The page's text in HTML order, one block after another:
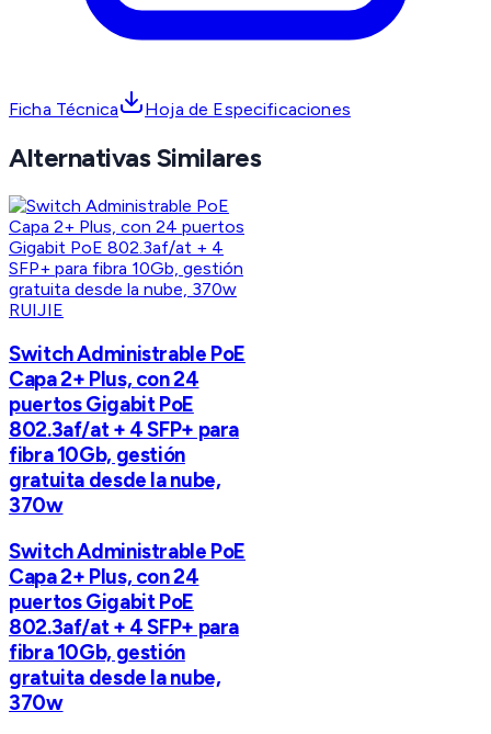
Ficha Técnica Hoja de Especificaciones
Alternativas Similares
RUIJIE
Switch Administrable PoE
Capa 2+ Plus, con 24
puertos Gigabit PoE
802.3af/at + 4 SFP+ para
fibra 10Gb, gestión
gratuita desde la nube,
370w
Switch Administrable PoE
Capa 2+ Plus, con 24
puertos Gigabit PoE
802.3af/at + 4 SFP+ para
fibra 10Gb, gestión
gratuita desde la nube,
370w